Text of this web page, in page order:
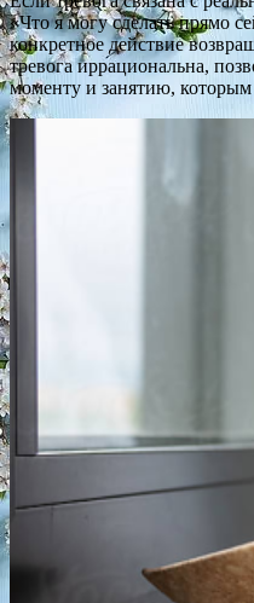
«Что я могу сделать прямо
конкретное действие
тревога иррациональна,
моменту и занятию,